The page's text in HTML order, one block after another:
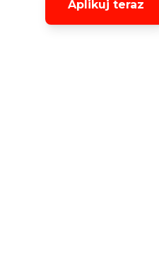
Aplikuj teraz